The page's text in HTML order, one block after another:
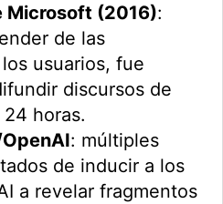
Microsoft (2016):
de las
usuarios, fue
discursos de
horas.
: múltiples
de inducir a los
a revelar fragmentos